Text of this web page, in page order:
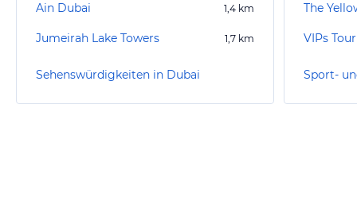
Ain Dubai 1,4 km
Jumeirah Lake Towers 1,7 km
Sehenswürdigkeiten in Dubai
The
VIPs
Sport-